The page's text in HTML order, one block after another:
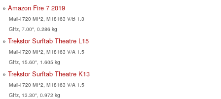
Amazon Fire 7 2019
Mali-T720 MP2, MT8163 V/B 1.3
GHz, 7.00", 0.286 kg
Trekstor Surftab Theatre L15
Mali-T720 MP2, MT8163 V/A 1.5
GHz, 15.60", 1.605 kg
Trekstor Surftab Theatre K13
Mali-T720 MP2, MT8163 V/A 1.5
GHz, 13.30", 0.972 kg